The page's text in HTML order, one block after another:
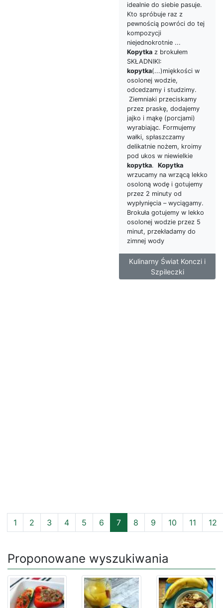
idealnie do siebie pasuje.
Kto spróbuje raz z
pewnością powróci do tej
kompozycji
niejednokrotnie ...
Kopytka z brokułem
SKŁADNIKI:
kopytka(...)miękkości w
osolonej wodzie,
odcedzamy i studzimy.
Ziemniaki przeciskamy
przez praskę, dodajemy
jajko i mąkę (porcjami)
wyrabiając. Formujemy
wałki, spłaszczamy
delikatnie nożem, kroimy
pod ukos w niewielkie
kopytka. Kopytka
wrzucamy na wrzącą lekko
osoloną wodę i gotujemy
przez 2 minuty od
wypłynięcia – wyciągamy.
Brokuła gotujemy w lekko
osolonej wodzie przez 5
minut, przekładamy do
zimnej wody
Kulinarny Świat Konczi i
Szpileczki
1 2 3 4 5 6 7 8 9 10 11 12
Proponowane wyszukiwania